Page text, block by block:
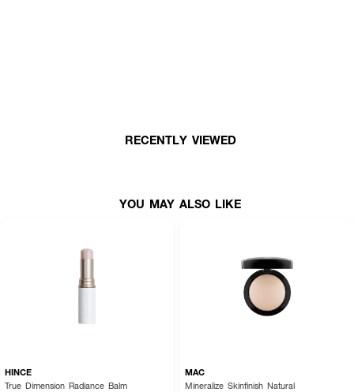
RECENTLY VIEWED
YOU MAY ALSO LIKE
HINCE
True Dimension Radiance Balm
MAC
Mineralize Skinfinish Natural